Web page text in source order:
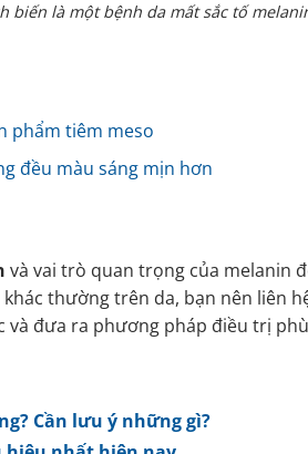
biến là một bệnh da mất sắc tố
phẩm tiêm meso
đều màu sáng mịn hơn
và vai trò quan trọng của melanin
thường trên da, bạn nên liên
và đưa ra phương pháp điều trị
Cần lưu ý những gì?